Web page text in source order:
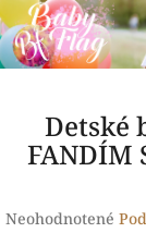
Prejsť
na
obsah
Detské
FANDÍM
Priemerné
Neohodnotené